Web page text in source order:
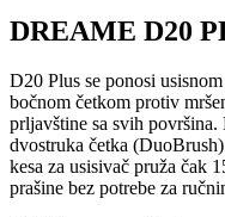
DREAME D20
D20 Plus se ponosi
bočnom četkom protiv
prljavštine sa svih
dvostruka četka
kesa za usisivač pruža čak
prašine bez potrebe za